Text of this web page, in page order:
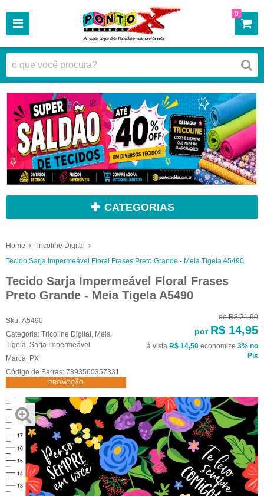
0
CATEGORIAS
Home
Tricoline Digital
Tecido Sarja Impermeável Floral Frases Preto Grande - Meia Tigela A5490
Tecido Sarja Impermeável Floral Frases
Preto Grande - Meia Tigela A5490
Sku: A5490
Categoria: Tricoline Digital , Meia
Tigela, Sarja Impermeável
Marca: PX
Código de Barras: 7893560357331
PROMOÇÃO
de R$ 21,90
por R$ 14,95
à vista R$ 14,50 economize 3% no
Pix